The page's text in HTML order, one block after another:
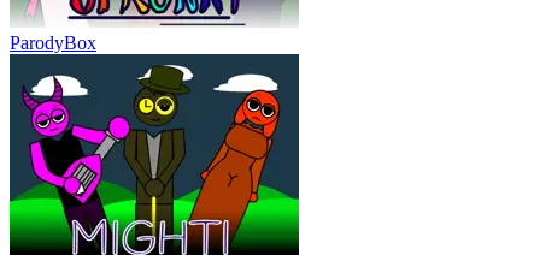
ParodyBox